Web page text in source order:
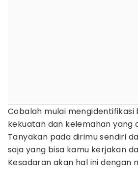
Cobalah mulai
kekuatan dan kelemahan yang
Tanyakan pada dirimu sendiri
saja yang bisa kamu kerjakan
Kesadaran akan hal ini dengan